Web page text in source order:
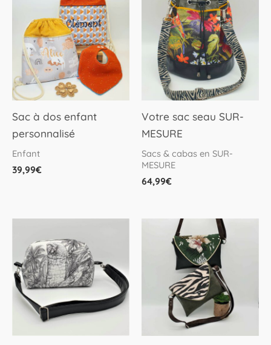
Sac à dos enfant
personnalisé
Enfant
39,99€
plusieurs
variations.
Les
options
choisies
sur
la
Votre sac seau SUR-
MESURE
Sacs & cabas en SUR-
MESURE
64,99€